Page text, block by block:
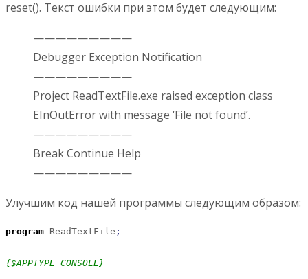
reset(). Текст ошибки при этом будет следующим:
—————————
Debugger Exception Notification
—————————
Project ReadTextFile.exe raised exception class
EInOutError with message ‘File not found’.
—————————
Break Continue Help
—————————
Улучшим код нашей программы следующим образом:
program ReadTextFile ;
{$APPTYPE CONSOLE}